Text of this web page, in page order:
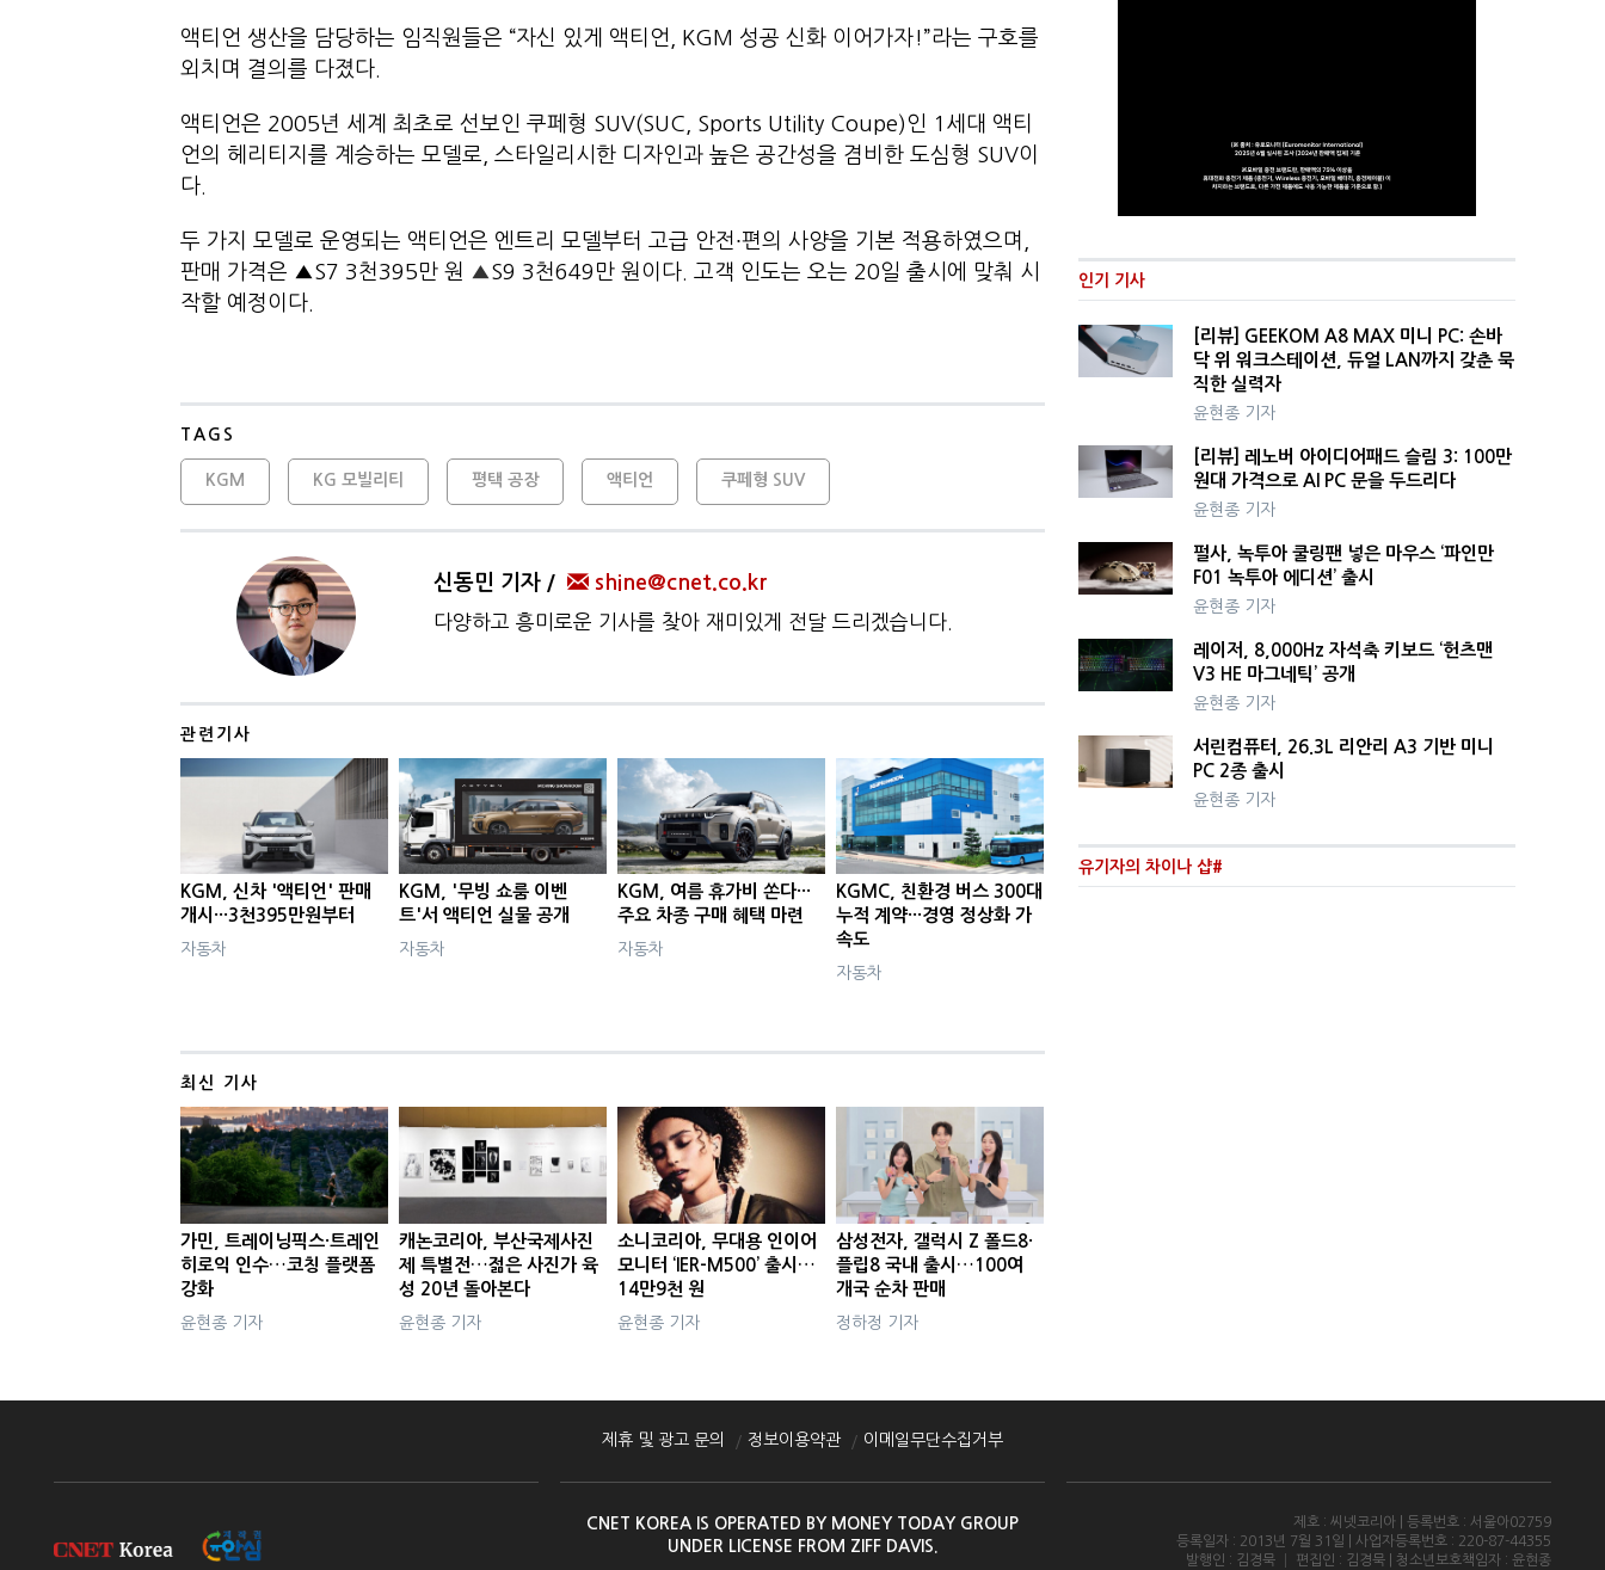
액티언 생산을 담당하는 임직원들은 “자신 있게 액티언, KGM 성공 신화 이어가자!”라는 구호를
외치며 결의를 다졌다.
액티언은 2005년 세계 최초로 선보인 쿠페형 SUV(SUC, Sports Utility Coupe)인 1세대 액티
언의 헤리티지를 계승하는 모델로, 스타일리시한 디자인과 높은 공간성을 겸비한 도심형 SUV이
다.
두 가지 모델로 운영되는 액티언은 엔트리 모델부터 고급 안전∙편의 사양을 기본 적용하였으며,
판매 가격은 ▲S7 3천395만 원
▲S9 3천649만 원이다. 고객 인도는 오는 20일 출시에 맞춰 시
작할 예정이다.
TAGS
KGM KG 모빌리티 평택 공장 액티언 쿠페형 SUV
신동민 기자 shine@cnet.co.kr
다양하고 흥미로운 기사를 찾아 재미있게 전달 드리겠습니다.
관련기사
KGM, 신차 '액티언' 판매
개시···3천395만원부터
자동차
KGM, '무빙 쇼룸 이벤
트'서 액티언 실물 공개
자동차
KGM, 여름 휴가비 쏜다···
주요 차종 구매 혜택 마련
자동차
KGMC, 친환경 버스 300대
누적 계약···경영 정상화 가
속도
자동차
최신 기사
가민, 트레이닝픽스·트레인
히로익 인수…코칭 플랫폼
강화
윤현종 기자
캐논코리아, 부산국제사진
제 특별전…젊은 사진가 육
성 20년 돌아본다
윤현종 기자
소니코리아, 무대용 인이어
모니터 ‘IER-M500’ 출시…
14만9천 원
윤현종 기자
삼성전자, 갤럭시 Z 폴드8·
플립8 국내 출시…100여
개국 순차 판매
정하정 기자
인기 기사
[리뷰] GEEKOM A8 MAX 미니 PC: 손바
닥 위 워크스테이션, 듀얼 LAN까지 갖춘 묵
직한 실력자
윤현종 기자
[리뷰] 레노버 아이디어패드 슬림 3: 100만
원대 가격으로 AI PC 문을 두드리다
윤현종 기자
펄사, 녹투아 쿨링팬 넣은 마우스 ‘파인만
F01 녹투아 에디션’ 출시
윤현종 기자
레이저, 8,000Hz 자석축 키보드 ‘헌츠맨
V3 HE 마그네틱’ 공개
윤현종 기자
서린컴퓨터, 26.3L 리안리 A3 기반 미니
PC 2종 출시
윤현종 기자
유기자의 차이나 샵#
제휴 및 광고 문의 정보이용약관 이메일무단수집거부
CNET KOREA IS OPERATED BY MONEY TODAY GROUP
UNDER LICENSE FROM ZIFF DAVIS.
제호 : 씨넷코리아 | 등록번호 : 서울아02759
등록일자 : 2013년 7월 31일 | 사업자등록번호 : 220-87-44355
발행인 : 김경묵 │ 편집인 : 김경묵 | 청소년보호책임자 : 윤현종